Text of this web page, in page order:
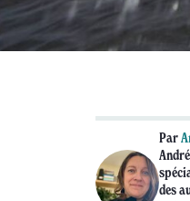
Par
des